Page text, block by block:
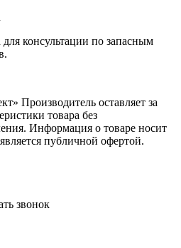
для консультации по запасным
Производитель оставляет за
товара без
Информация о товаре носит
публичной офертой.